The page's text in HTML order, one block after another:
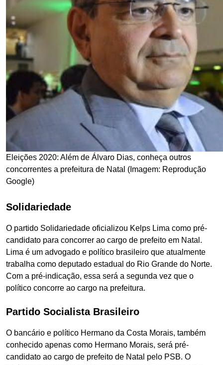
Eleições 2020: Além de Álvaro Dias, conheça outros
concorrentes a prefeitura de Natal (Imagem: Reprodução
Google)
Solidariedade
O partido Solidariedade oficializou Kelps Lima como pré-
candidato para concorrer ao cargo de prefeito em Natal.
Lima é um advogado e político brasileiro que atualmente
trabalha como deputado estadual do Rio Grande do Norte.
Com a pré-indicação, essa será a segunda vez que o
político concorre ao cargo na prefeitura.
Partido Socialista Brasileiro
O bancário e político Hermano da Costa Morais, também
conhecido apenas como Hermano Morais, será pré-
candidato ao cargo de prefeito de Natal pelo PSB. O